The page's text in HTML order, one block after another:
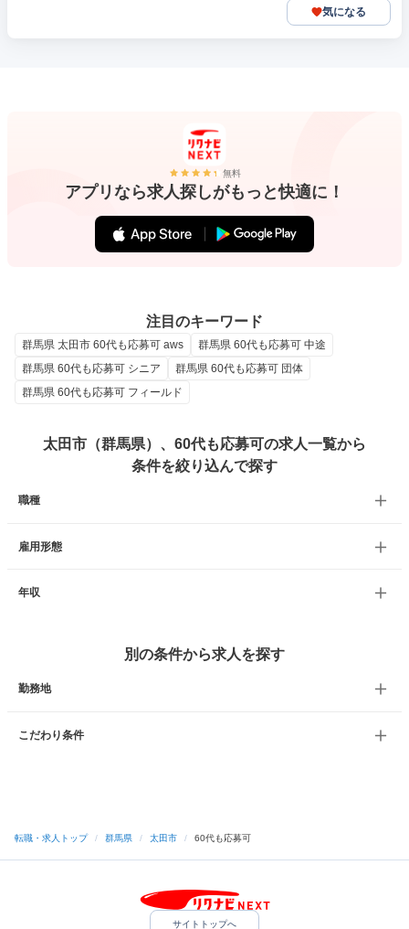
気になる
無料
アプリなら求人探しがもっと快適に！
注目のキーワード
群馬県 太田市 60代も応募可 aws
群馬県 60代も応募可 中途
群馬県 60代も応募可 シニア
群馬県 60代も応募可 団体
群馬県 60代も応募可 フィールド
太田市（群馬県）、60代も応募可の求人一覧から
条件を絞り込んで探す
職種
雇用形態
年収
別の条件から求人を探す
勤務地
こだわり条件
転職・求人トップ / 群馬県 / 太田市 / 60代も応募可
サイトトップへ